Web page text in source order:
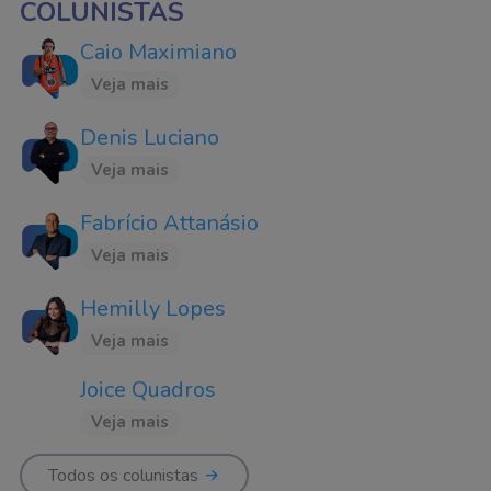
COLUNISTAS
Caio Maximiano
Veja mais
Denis Luciano
Veja mais
Fabrício Attanásio
Veja mais
Hemilly Lopes
Veja mais
Joice Quadros
Veja mais
Todos os colunistas